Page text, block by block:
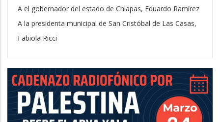
A el gobernador del estado de Chiapas, Eduardo Ramírez
A la presidenta municipal de San Cristóbal de Las Casas,
Fabiola Ricci